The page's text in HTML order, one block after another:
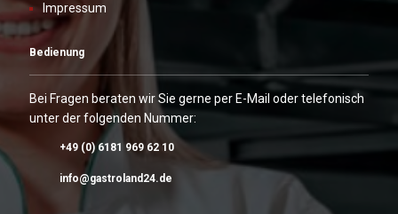
Impressum
Bedienung
Bei Fragen beraten wir Sie gerne per E-Mail oder telefonisch
unter der folgenden Nummer:
+49 (0) 6181 969 62 10
info@gastroland24.de